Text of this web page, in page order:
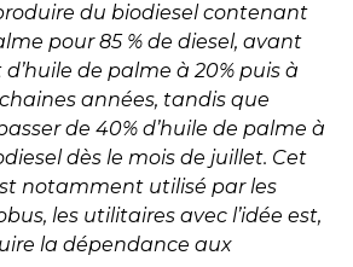
du biodiesel contenant
pour 85 % de diesel, avant
de palme à 20% puis à
années, tandis que
de 40% d’huile de palme à
dès le mois de juillet. Cet
notamment utilisé par les
les utilitaires avec l’idée est,
la dépendance aux